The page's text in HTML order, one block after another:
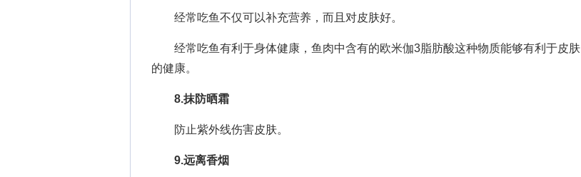
经常吃鱼不仅可以补充营养，而且对皮肤好。
经常吃鱼有利于身体健康，鱼肉中含有的欧米伽3脂肪酸这种物质能够有利于皮肤
的健康。
8.抹防晒霜
防止紫外线伤害皮肤。
9.远离香烟